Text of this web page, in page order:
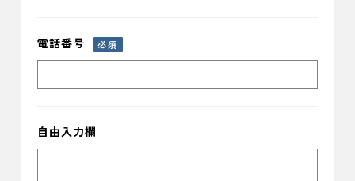
電話番号 必須
自由入力欄